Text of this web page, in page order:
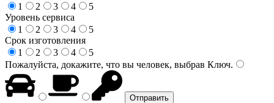
1
2 3 4
5
Уровень сервиса
1
2 3 4
5
Срок изготовления
1
2 3 4
5
Пожалуйста, докажите, что вы человек, выбрав Ключ.